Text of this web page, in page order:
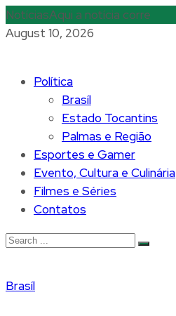
NotíciasAqui a notícia corre
August 10, 2026
Política
Brasíl
Estado Tocantins
Palmas e Região
Esportes e Gamer
Evento, Cultura e Culinária
Filmes e Séries
Contatos
Brasíl